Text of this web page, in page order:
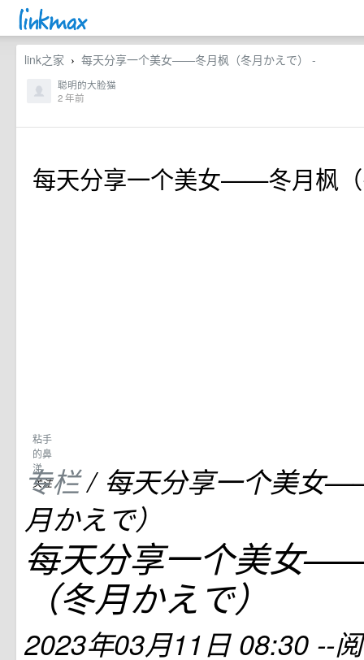
link之家 › 每天分享一个美女——冬月枫（冬月かえで） -
聪明的大脸猫
2 年前
每天分享一个美女——冬月枫
粘手
的鼻
涕
关注
专栏/ 每天分享一个美女
月かえで）
每天分享一个美女
（冬月かえで）
2023年03月11日 08:30 --